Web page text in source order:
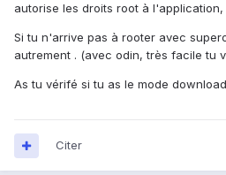
autorise les droits root à
Si tu n'arrive pas à rooter avec
autrement . (avec odin, très facile tu
As tu vérifé si tu as le mode
Citer